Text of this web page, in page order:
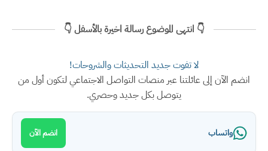
👇 انتهى الموضوع رسالة اخيرة بالأسفل 👇
لا تفوت جديد التحديثات والشروحات!
انضم الآن إلى عائلتنا عبر منصات التواصل الاجتماعي لتكون أول من
يتوصل بكل جديد وحصري.
واتساب انضم الآن